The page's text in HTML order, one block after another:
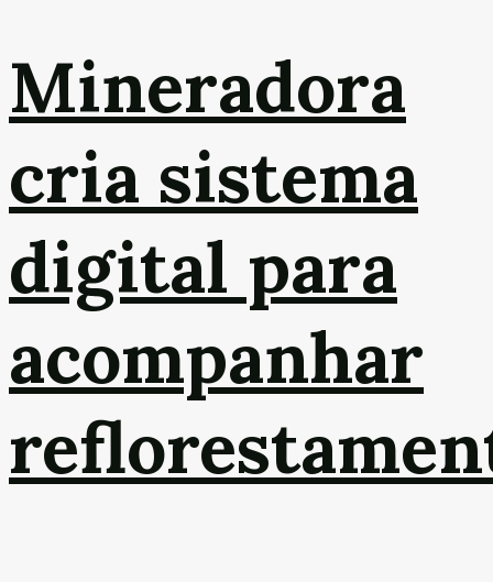
Mineradora
cria sistema
digital para
acompanhar